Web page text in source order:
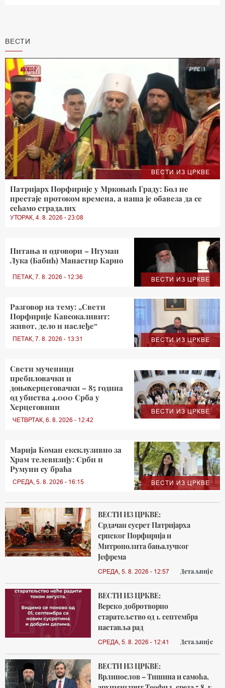
ВЕСТИ
ВЕСТИ ИЗ ЦРКВЕ
Патријарх Порфирије у Мркоњић Граду: Бол не
престаје протоком времена, а наша је обавеза да се
сећамо страдалих
УТОРАК, 4. 8. 2026 - 23:08
ВЕСТИ ИЗ ЦРКВЕ
Питања и одговори – Игуман
Лука (Бабић) Манастир Карно
ПЕТАК, 7. 8. 2026 - 12:36
ВЕСТИ ИЗ ЦРКВЕ
Разговор на тему: „Свети
Порфирије Кавсокаливит:
живот, дело и наслеђе“
ПЕТАК, 7. 8. 2026 - 13:31
ВЕСТИ ИЗ ЦРКВЕ
Свети мученици
пребиловачки и
доњохерцеговачки – 85 година
од убиства 4.000 Срба у
Херцеговини
ЧЕТВРТАК, 6. 8. 2026 - 12:42
ВЕСТИ ИЗ ЦРКВЕ
Марија Коман ексклузивно за
Храм телевизију: Срби и
Румуни су браћа
СРЕДА, 5. 8. 2026 - 16:15
ВЕСТИ ИЗ ЦРКВЕ:
Срдачан сусрет Патријарха
српског Порфирија и
Митрополита бањалучког
Јефрема
СРЕДА, 5. 8. 2026 - 12:57 Детаљније
ВЕСТИ ИЗ ЦРКВЕ:
Верско добротворно
старатељство од 1. септембра
наставља рад
СРЕДА, 5. 8. 2026 - 12:41 Детаљније
ВЕСТИ ИЗ ЦРКВЕ:
Врлинослов – Тишина и самоћа,